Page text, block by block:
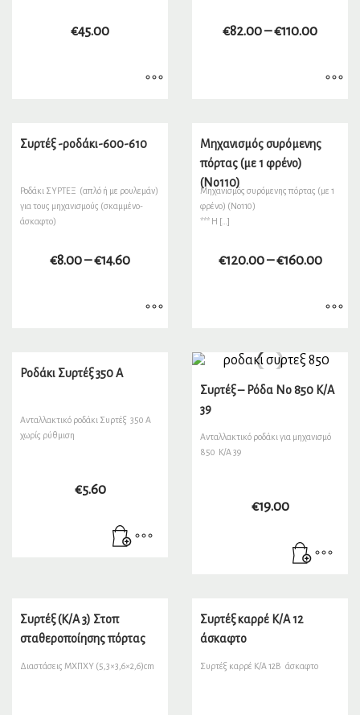
€45.00 €82.00–€110.00
Συρτέξ -ροδάκι-600-610
Ροδάκι ΣΥΡΤΕΞ (απλό ή με ρουλεμάν)
για τους μηχανισμούς (σκαμμένο-
άσκαφτο)
€8.00–€14.60
Μηχανισμός συρόμενης
πόρτας (με 1 φρένο)
(No110)
Μηχανισμός συρόμενης πόρτας (με 1
φρένο) (No110)
*** Η […]
€120.00–€160.00
Ροδάκι Συρτέξ 350 Α
Ανταλλακτικό ροδάκι Συρτέξ 350 Α
χωρίς ρύθμιση
€5.60
Συρτέξ – Ρόδα Νο 850 K/A
39
Ανταλλακτικό ροδάκι για μηχανισμό
850 K/A 39
€19.00
Συρτέξ (K/A 3) Στοπ
σταθεροποίησης πόρτας
Διαστάσεις ΜΧΠΧΥ (5,3×3,6×2,6)cm
Συρτέξ καρρέ Κ/Α 12
άσκαφτο
Συρτέξ καρρέ Κ/Α 12Β άσκαφτο